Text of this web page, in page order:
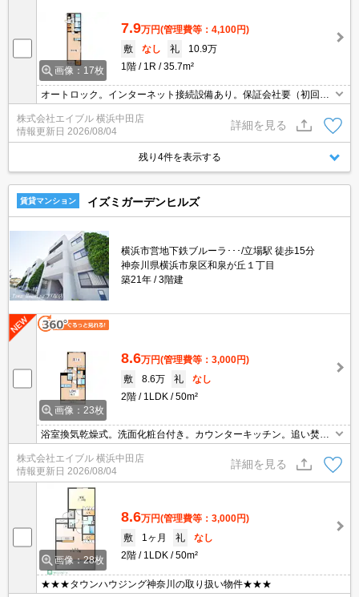
画像：17枚
7.9万円(管理費等：4,100円)
敷
なし 礼
10.9万
1階
1R 35.7m²
オートロック。インターネット接続設備あり。保証会社要（初回22,
り。1階角部屋。最新の空室状況はお気軽にお問い合わせ下さい。
株式会社エイブル 横浜中田店
情報更新日 2026/08/04
詳細を見る
残り4件を表示する
賃貸マンション イズミガーデンヒルズ
横浜市営地下鉄ブルーラ･･･/立場駅 徒歩15分
神奈川県横浜市泉区和泉が丘１丁目
築21年
3階建
画像：23枚
8.6万円(管理費等：3,000円)
敷
8.6万 礼
なし
2階
1LDK 50m²
浴室換気乾燥式。洗面化粧台付き。カウンターキッチン。追い焚き
機能付きバス。駐車場は敷地内。退去時、ルームクリーニング代64,
900万円。最新の空室状況はお気軽にお問い合わせ下さい。
株式会社エイブル 横浜中田店
情報更新日 2026/08/04
詳細を見る
画像：28枚
8.6万円(管理費等：3,000円)
敷
1ヶ月 礼
なし
2階
1LDK 50m²
★★★タウンハウジング神奈川の取り扱い物件★★★